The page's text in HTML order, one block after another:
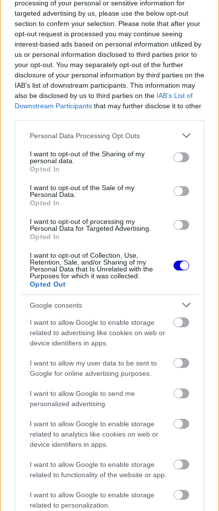
processing of your personal or sensitive information for
targeted advertising by us, please use the below opt-out
section to confirm your selection. Please note that after your
opt-out request is processed you may continue seeing
interest-based ads based on personal information utilized by
us or personal information disclosed to third parties prior to
your opt-out. You may separately opt-out of the further
disclosure of your personal information by third parties on the
IAB’s list of downstream participants. This information may
also be disclosed by us to third parties on the IAB’s List of
Downstream Participants that may further disclose it to other
Please note that this website/app uses one or more Google
not limited to your visit or usage behaviour. You may click to
grant or deny consent to Google and its third-party tags to
use your data for below specified purposes in below Google
consent section.
Personal Data Processing Opt Outs
I want to opt-out of the Sharing of my
personal data.
Opted In
I want to opt-out of the Sale of my
Personal Data.
Opted In
I want to opt-out of processing my
Personal Data for Targeted Advertising.
Opted In
I want to opt-out of Collection, Use,
Retention, Sale, and/or Sharing of my
Personal Data that Is Unrelated with the
Purposes for which it was collected.
Opted Out
Google consents
I want to allow Google to enable storage
related to advertising like cookies on web or
device identifiers in apps.
I want to allow my user data to be sent to
Google for online advertising purposes.
I want to allow Google to send me
personalized advertising.
I want to allow Google to enable storage
related to analytics like cookies on web or
device identifiers in apps.
I want to allow Google to enable storage
related to functionality of the website or app.
I want to allow Google to enable storage
related to personalization.
FORMA-1
Fontos kulcsembert csábított át
riválisától a Red Bull
FORMA-1
Montoya átlátott Verstappen
trükkjén és elárulta a távozási
Capelli szerint Leclerc egyensúlya
megingott
Leclerc számára az utóbbi hetek különösen
nehezek voltak. Monacóban és Barcelonában is
összetörte az autót az időmérőn, a hercegségbeli